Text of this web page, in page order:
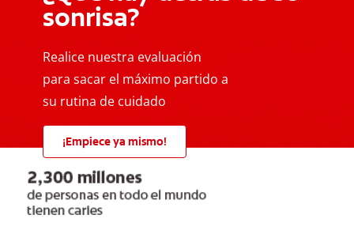
sonrisa?
Realice nuestra evaluación
para sacar el máximo partido a
su rutina de cuidado
¡Empiece ya mismo!